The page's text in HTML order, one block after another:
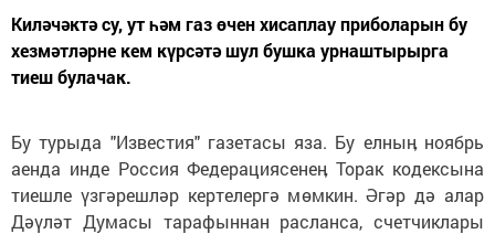
Киләчәктә су, ут һәм газ өчен хисаплау приболарын бу
хезмәтләрне кем күрсәтә шул бушка урнаштырырга
тиеш булачак.
Бу турыда "Известия" газетасы яза. Бу елныӊ ноябрь
аенда инде Россия Федерациясенеӊ Торак кодексына
тиешле үзгәрешләр кертелергә мөмкин. Әгәр дә алар
Дәүләт Думасы тарафыннан расланса, счетчиклары